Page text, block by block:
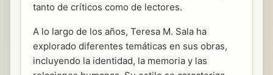
tanto de críticos como de lectores.
A lo largo de los años, Teresa M. Sala ha
explorado diferentes temáticas en sus obras,
incluyendo la identidad, la memoria y las